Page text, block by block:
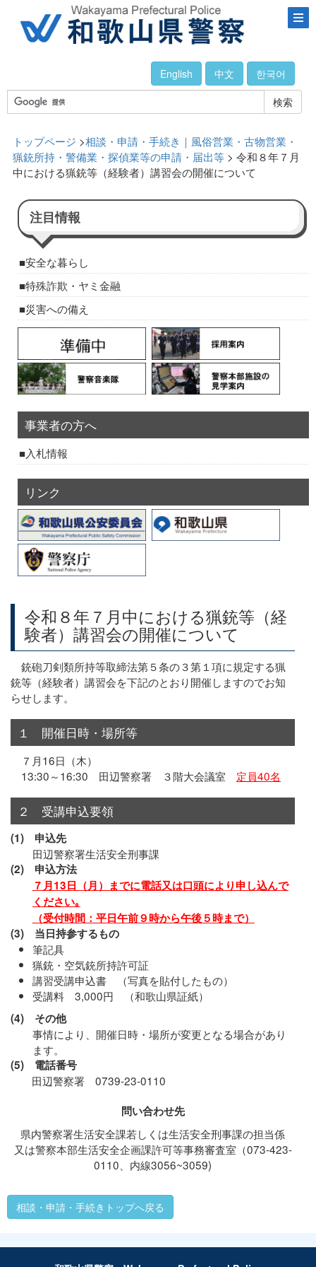
English 中文
한국어
検索
トップページ >相談・申請・手続き｜風俗営業・古物営業・
猟銃所持・警備業・探偵業等の申請・届出等 > 令和８年７月
中における猟銃等（経験者）講習会の開催について
注目情報
安全な暮らし
特殊詐欺・ヤミ金融
災害への備え
事業者の方へ
入札情報
リンク
令和８年７月中における猟銃等（経
験者）講習会の開催について
銃砲刀剣類所持等取締法第５条の３第１項に規定する猟
銃等（経験者）講習会を下記のとおり開催しますのでお知
らせします。
１ 開催日時・場所等
７月16日（木）
13:30～16:30 田辺警察署 ３階大会議室 定員40名
２ 受講申込要領
(1) 申込先
田辺警察署生活安全刑事課
(2) 申込方法
７月13日（月）までに電話又は口頭により申し込んで
ください｡
（受付時間：平日午前９時から午後５時まで）
(3) 当日持参するもの
筆記具
猟銃・空気銃所持許可証
講習受講申込書 （写真を貼付したもの）
受講料 3,000円 （和歌山県証紙）
(4) その他
事情により、開催日時・場所が変更となる場合があり
ます。
(5) 電話番号
田辺警察署 0739-23-0110
問い合わせ先
県内警察署生活安全課若しくは生活安全刑事課の担当係
又は警察本部生活安全企画課許可等事務審査室（073-423-
0110、内線3056~3059)
相談・申請・手続きトップへ戻る